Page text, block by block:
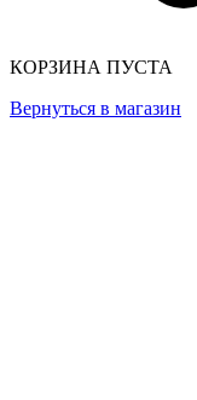
КОРЗИНА ПУСТА
Вернуться в магазин